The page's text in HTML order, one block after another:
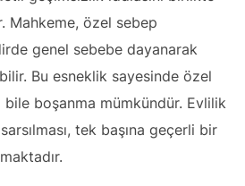
Mahkeme, özel sebep
genel sebebe dayanarak
Bu esneklik sayesinde özel
boşanma mümkündür. Evlilik
tek başına geçerli bir